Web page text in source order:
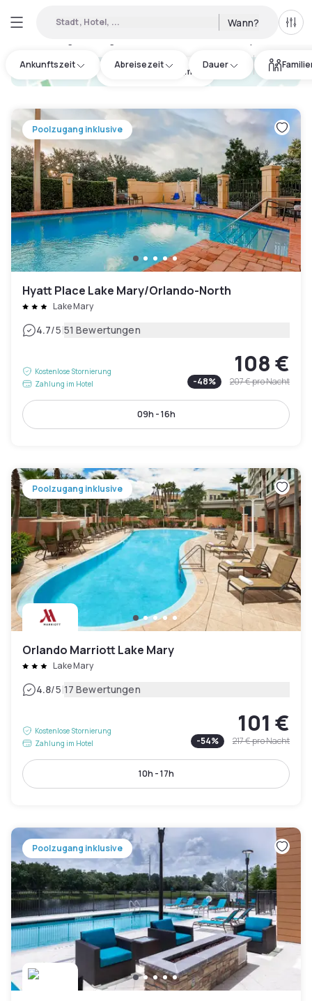
Stadt, Hotel, ... Wann? Alle
Ankunftszeit Abreisezeit Dauer
hotel.cta.view_map
Poolzugang inklusive
Hyatt Place Lake Mary/Orlando-North
Lake Mary
4.7/5|51 Bewertungen
Kostenlose Stornierung
Zahlung im Hotel
108 €
-48% 207 €pro Nacht
09h - 16h
Poolzugang inklusive
Orlando Marriott Lake Mary
Lake Mary
4.8/5|17 Bewertungen
Kostenlose Stornierung
Zahlung im Hotel
101 €
-54% 217 €pro Nacht
10h - 17h
Poolzugang inklusive